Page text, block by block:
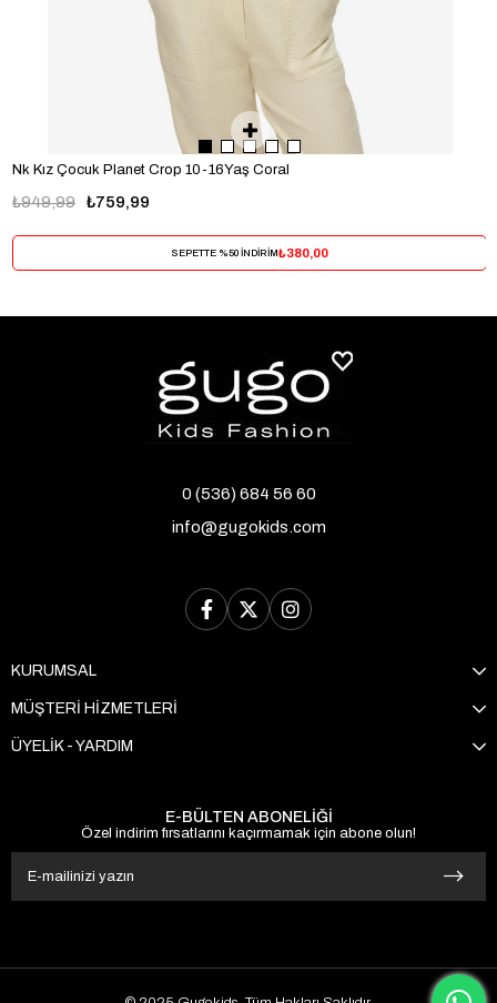
Nk Kız Çocuk Planet Crop 10-16Yaş Coral
₺759,99
₺949,99
SEPETTE %50 İNDİRİM₺380,00
0 (536) 684 56 60
info@gugokids.com
KURUMSAL
MÜŞTERİ HİZMETLERİ
ÜYELİK - YARDIM
E-BÜLTEN ABONELİĞİ
Özel indirim fırsatlarını kaçırmamak için abone olun!